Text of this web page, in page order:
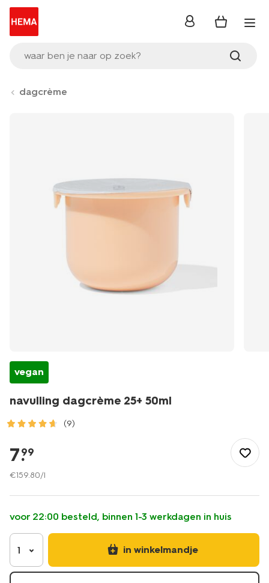
waar ben je naar op zoek?
inloggen
dagcrème
vegan
navulling dagcrème 25+ 50ml
(9)
gezond/persoonlijke-
verzorging/gezichtsverzorging/gezichtscreme/dagcreme/
dagcreme-
50ml-
7.
99
€159.80/l
voor 22:00 besteld, binnen 1-3 werkdagen in huis
1 in winkelmandje